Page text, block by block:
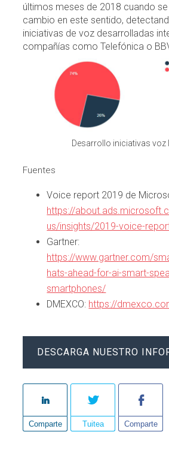
últimos meses de 2018 cuando
cambio en este sentido,
iniciativas de voz desarrolladas
compañías como Telefónica o
Desarrollo iniciativas voz
Fuentes
Voice report 2019 de
https://
us/insights/2019-voice-
Gartner:
https://www.gartner.com/
hats-ahead-for-ai-smart-
smartphones/
DMEXCO: https://
DESCARGA NUESTRO
Comparte Tuitea Comparte